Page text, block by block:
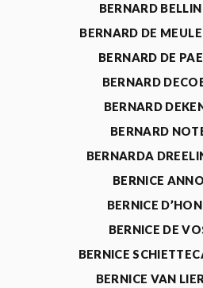
BERNARD
BERNARD DE
BERNARD DE
BERNARD
BERNARD
BERNARD
BERNARDA
BERNICE
BERNICE
BERNICE DE
BERNICE
BERNICE VAN